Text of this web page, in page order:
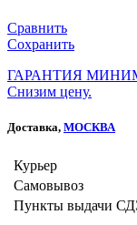
Сравнить
Сохранить
ГАРАНТИЯ
Снизим цену.
Доставка, МОСКВА
Курьер
Самовывоз
Пункты выдачи